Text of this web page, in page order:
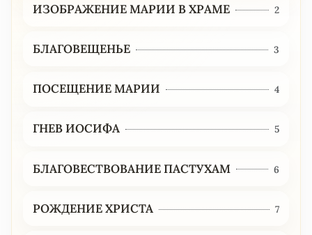
ИЗОБРАЖЕНИЕ МАРИИ В ХРАМЕ 2
БЛАГОВЕЩЕНЬЕ 3
ПОСЕЩЕНИЕ МАРИИ 4
ГНЕВ ИОСИФА 5
БЛАГОВЕСТВОВАНИЕ ПАСТУХАМ 6
РОЖДЕНИЕ ХРИСТА 7